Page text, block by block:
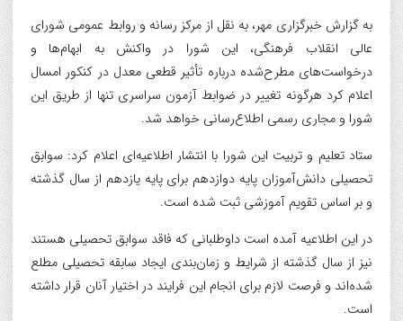
به گزارش خبرگزاری مهر، به نقل از مرکز رسانه و روابط عمومی شورای
عالی انقلاب فرهنگی، این شورا در واکنش به ابهام‌ها و
درخواست‌های مطرح‌شده درباره تأثیر قطعی معدل در کنکور امسال
اعلام کرد هرگونه تغییر در ضوابط آزمون سراسری تنها از طریق این
شورا و مجاری رسمی اطلاع‌رسانی خواهد شد.
ستاد تعلیم و تربیت این شورا با انتشار اطلاعیه‌ای اعلام کرد: سوابق
تحصیلی دانش‌آموزان پایه دوازدهم برای پایه یازدهم از سال گذشته
و بر اساس تقویم آموزشی ثبت شده است.
در این اطلاعیه آمده است داوطلبانی که فاقد سوابق تحصیلی هستند
نیز از سال گذشته از شرایط و زمان‌بندی ایجاد سابقه تحصیلی مطلع
شده‌اند و فرصت لازم برای انجام این فرایند در اختیار آنان قرار داشته
است.